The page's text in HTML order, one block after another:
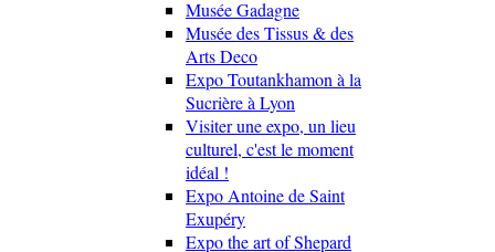
Musée Gadagne
Musée des Tissus & des
Arts Deco
Expo Toutankhamon à la
Sucrière à Lyon
Visiter une expo, un lieu
culturel, c'est le moment
idéal !
Expo Antoine de Saint
Exupéry
Expo the art of Shepard